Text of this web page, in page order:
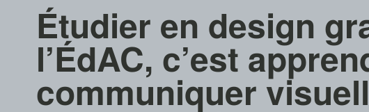
Étudier en design
l’ÉdAC, c’est
communiquer